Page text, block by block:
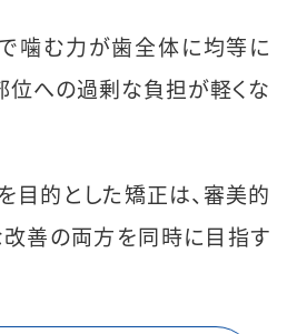
噛む力が歯全体に均等に
位への過剰な負担が軽くな
目的とした矯正は、審美的
善の両方を同時に目指す